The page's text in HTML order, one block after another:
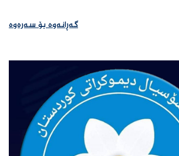
گەڕانەوە بۆ سەرەوە